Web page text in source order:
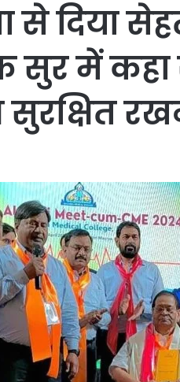
से दिया
सुर में
सुरक्षित